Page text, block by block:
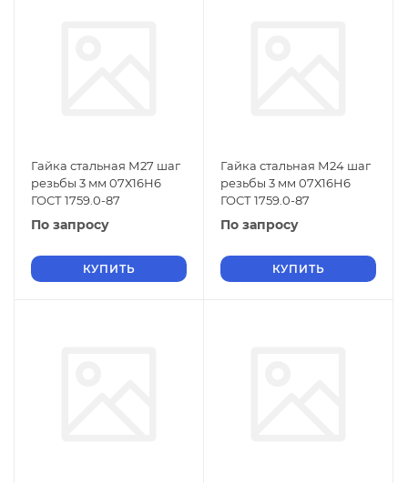
Гайка стальная М27 шаг
резьбы 3 мм 07Х16Н6
ГОСТ 1759.0-87
По запросу
КУПИТЬ
Гайка стальная М24 шаг
резьбы 3 мм 07Х16Н6
ГОСТ 1759.0-87
По запросу
КУПИТЬ